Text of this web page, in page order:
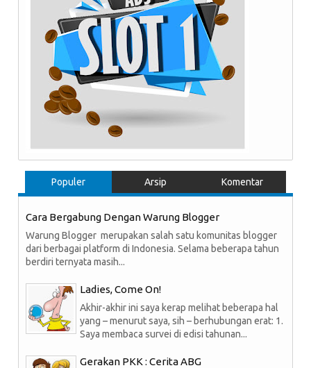
Populer Arsip Komentar
Cara Bergabung Dengan Warung Blogger
Warung Blogger merupakan salah satu komunitas blogger
dari berbagai platform di Indonesia. Selama beberapa tahun
berdiri ternyata masih...
Ladies, Come On!
Akhir-akhir ini saya kerap melihat beberapa hal
yang – menurut saya, sih – berhubungan erat: 1.
Saya membaca survei di edisi tahunan...
Gerakan PKK : Cerita ABG